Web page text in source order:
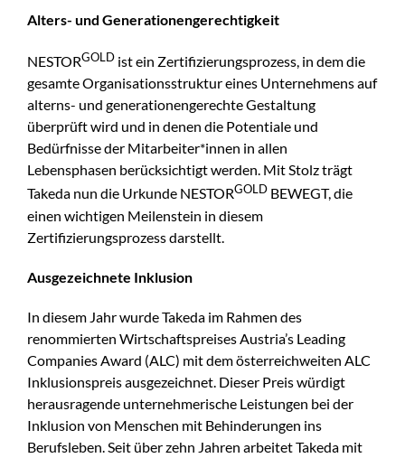
Alters- und Generationengerechtigkeit
NESTORGOLD ist ein Zertifizierungsprozess, in dem die
gesamte Organisationsstruktur eines Unternehmens auf
alterns- und generationengerechte Gestaltung
überprüft wird und in denen die Potentiale und
Bedürfnisse der Mitarbeiter*innen in allen
Lebensphasen berücksichtigt werden. Mit Stolz trägt
Takeda nun die Urkunde NESTORGOLD BEWEGT, die
einen wichtigen Meilenstein in diesem
Zertifizierungsprozess darstellt.
Ausgezeichnete Inklusion
In diesem Jahr wurde Takeda im Rahmen des
renommierten Wirtschaftspreises Austria’s Leading
Companies Award (ALC) mit dem österreichweiten ALC
Inklusionspreis ausgezeichnet. Dieser Preis würdigt
herausragende unternehmerische Leistungen bei der
Inklusion von Menschen mit Behinderungen ins
Berufsleben. Seit über zehn Jahren arbeitet Takeda mit